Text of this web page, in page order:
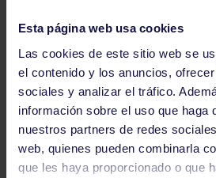
Esta página web usa cookies
Las cookies de este sitio web se
el contenido y los anuncios,
sociales y analizar el tráfico.
información sobre el uso que haga
nuestros partners de redes
web, quienes pueden combinarla
que les haya proporcionado o que
COPA ESPAÑA SLALOM 2024
775 776 777 778